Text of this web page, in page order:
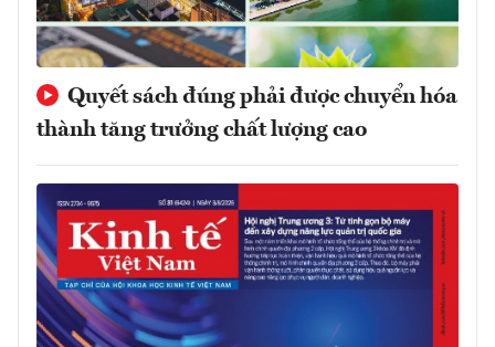
Quyết sách đúng phải được chuyển hóa
thành tăng trưởng chất lượng cao